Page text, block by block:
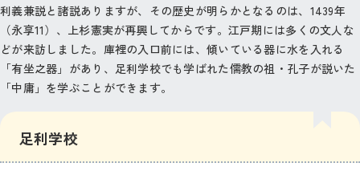
利義兼説と諸説ありますが、その歴史が明らかとなるのは、1439年
（永享11）、上杉憲実が再興してからです。江戸期には多くの文人な
どが来訪しました。庫裡の入口前には、傾いている器に水を入れる
「有坐之器」があり、足利学校でも学ばれた儒教の祖・孔子が説いた
「中庸」を学ぶことができます。
足利学校